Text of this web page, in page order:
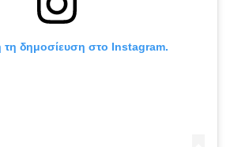
τη δημοσίευση στο Instagram.